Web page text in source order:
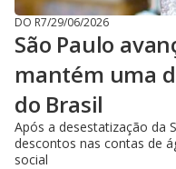
DO R7/29/06/2026
São Paulo
mantém uma
do Brasil
Após a desestatização da
descontos nas contas de
social